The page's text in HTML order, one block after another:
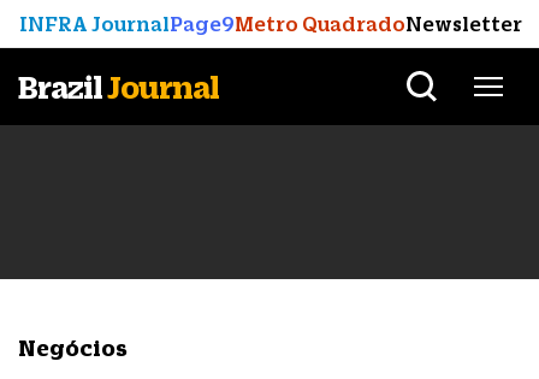
INFRA JournalPage9Metro QuadradoNewsletter
BrazilJournal
Negócios